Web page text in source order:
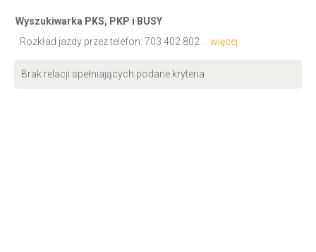
Wyszukiwarka PKS, PKP i BUSY
Rozkład jazdy przez telefon: 703 402 802 ... więcej
Brak relacji spełniających podane kryteria